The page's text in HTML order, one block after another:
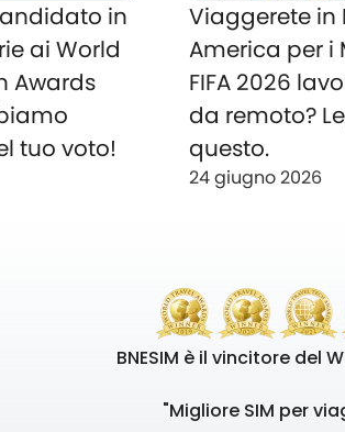
in
ai World
Awards
tuo voto!
Viaggerete in
America per i
FIFA 2026
da remoto?
questo.
24 giugno 2026
BNESIM è il vincitore del
"Migliore SIM per